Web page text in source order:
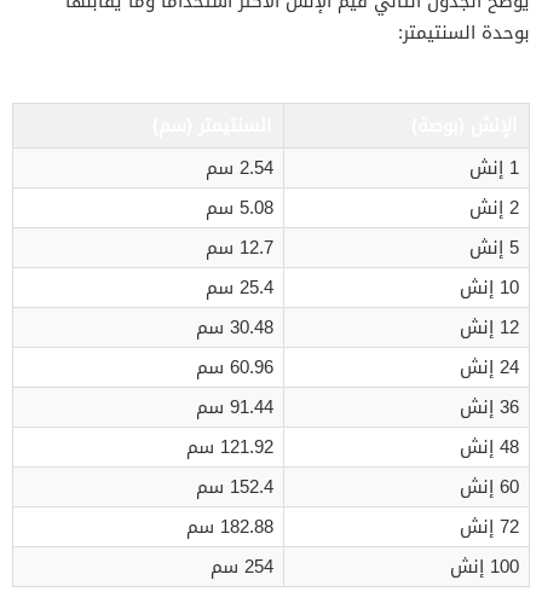
بوحدة السنتيمتر:
1 إنش
2.54 سم
2 إنش
5.08 سم
5 إنش
12.7 سم
10 إنش
25.4 سم
12 إنش
30.48 سم
24 إنش
60.96 سم
36 إنش
91.44 سم
48 إنش
121.92 سم
60 إنش
152.4 سم
72 إنش
182.88 سم
100 إنش
254 سم